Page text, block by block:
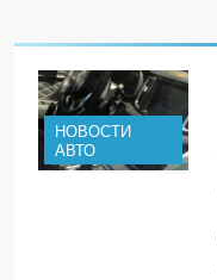
НОВОСТИ
АВТО